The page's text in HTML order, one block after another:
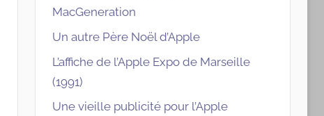
MacGeneration
Un autre Père Noël d’Apple
L’affiche de l’Apple Expo de Marseille
(1991)
Une vieille publicité pour l’Apple